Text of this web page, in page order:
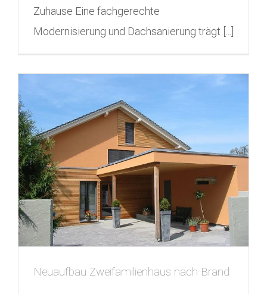
Zuhause Eine fachgerechte
Modernisierung und Dachsanierung trägt [...]
Neuaufbau Zweifamilienhaus nach Brand